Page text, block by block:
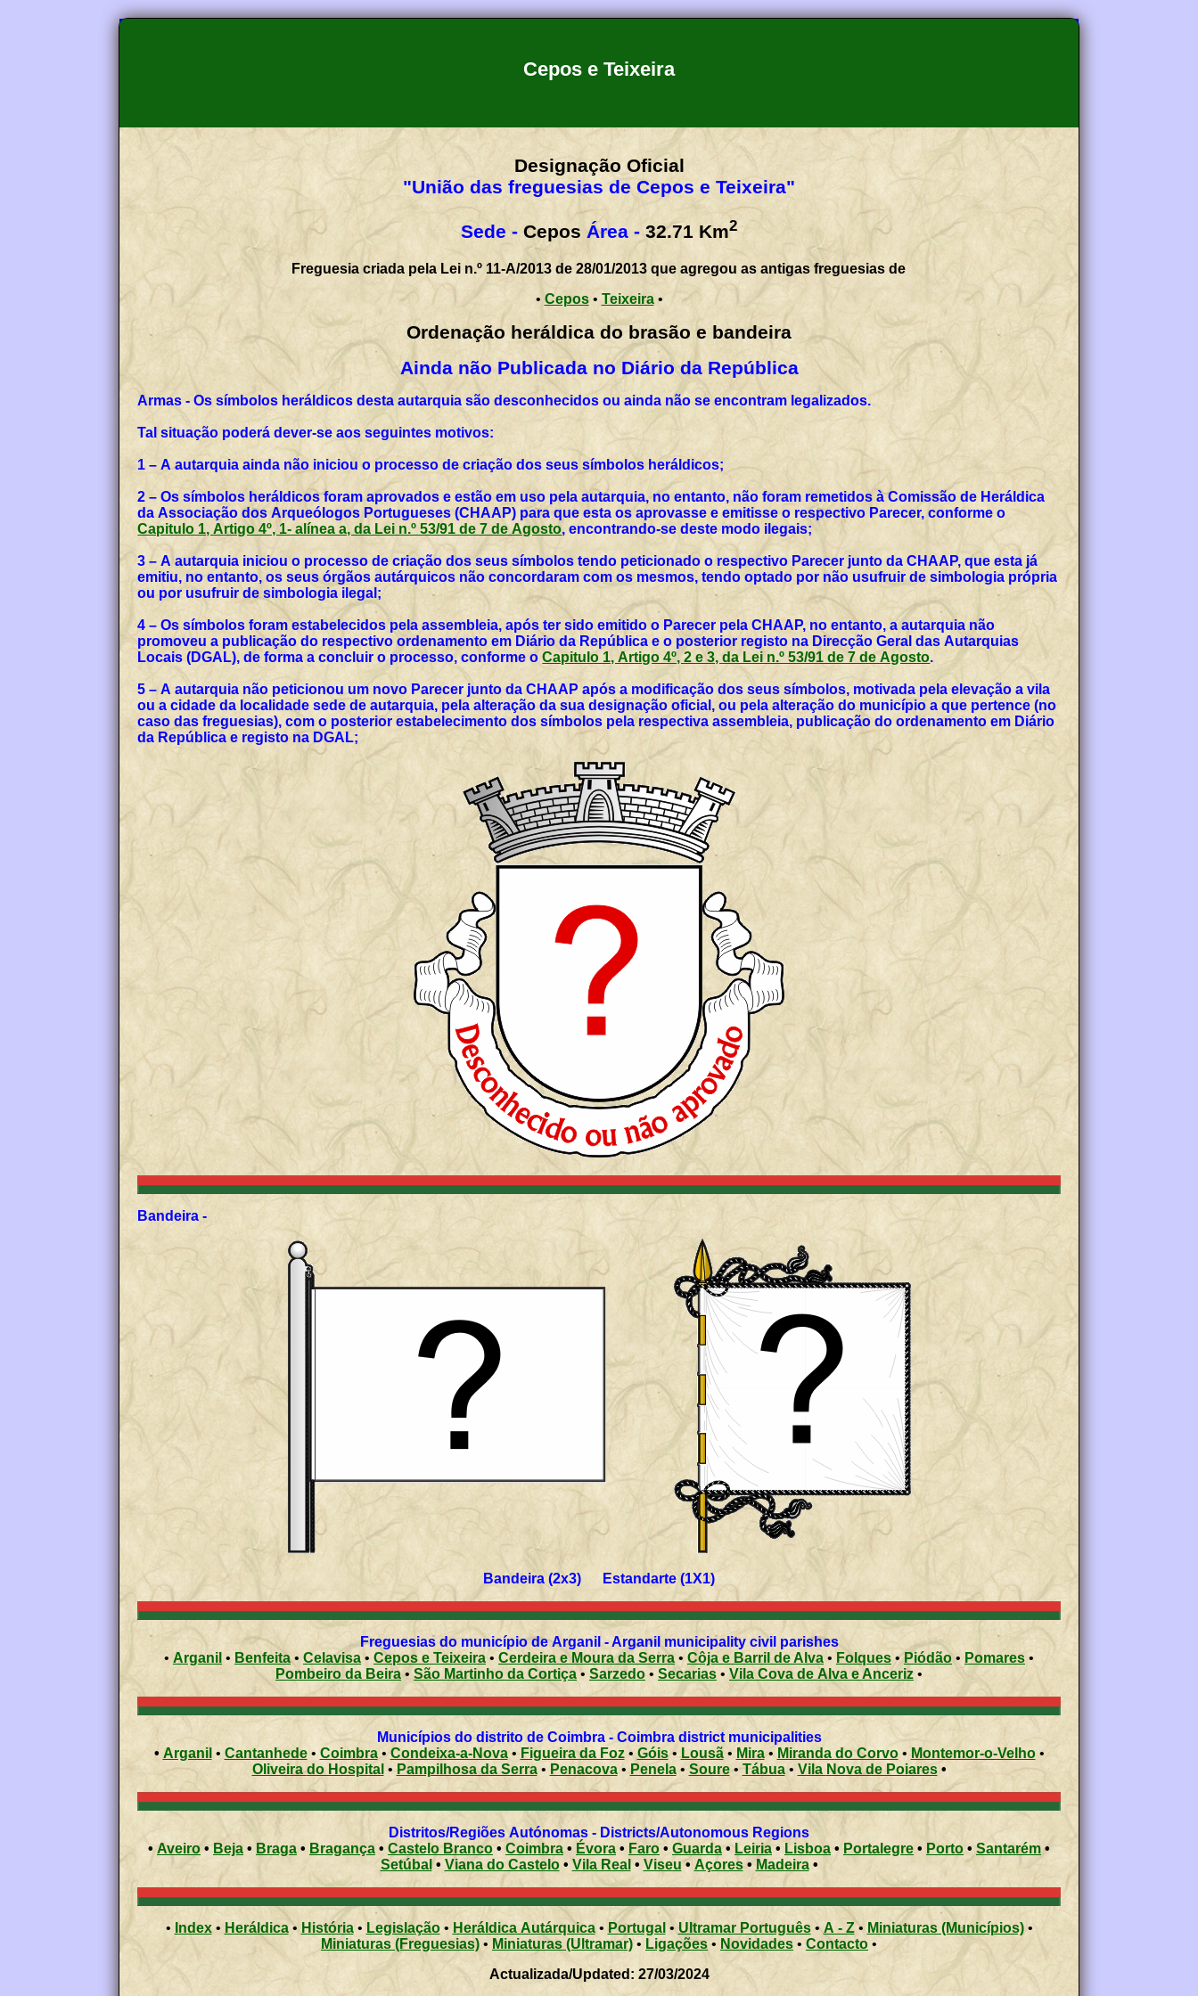
Cepos e Teixeira
Designação Oficial
"União das freguesias de Cepos e Teixeira"
Sede - Cepos Área - 32.71 Km2
Freguesia criada pela Lei n.º 11-A/2013 de 28/01/2013 que agregou as antigas freguesias de
• Cepos• Teixeira•
Ordenação heráldica do brasão e bandeira
Ainda não Publicada no Diário da República
Armas - Os símbolos heráldicos desta autarquia são desconhecidos ou ainda não se encontram legalizados.
Tal situação poderá dever-se aos seguintes motivos:
1 – A autarquia ainda não iniciou o processo de criação dos seus símbolos heráldicos;
2 – Os símbolos heráldicos foram aprovados e estão em uso pela autarquia, no entanto, não foram remetidos à Comissão de Heráldica
da Associação dos Arqueólogos Portugueses (CHAAP) para que esta os aprovasse e emitisse o respectivo Parecer, conforme o
Capitulo 1, Artigo 4º, 1- alínea a, da Lei n.º 53/91 de 7 de Agosto, encontrando-se deste modo ilegais;
3 – A autarquia iniciou o processo de criação dos seus símbolos tendo peticionado o respectivo Parecer junto da CHAAP, que esta já
emitiu, no entanto, os seus órgãos autárquicos não concordaram com os mesmos, tendo optado por não usufruir de simbologia própria
ou por usufruir de simbologia ilegal;
4 – Os símbolos foram estabelecidos pela assembleia, após ter sido emitido o Parecer pela CHAAP, no entanto, a autarquia não
promoveu a publicação do respectivo ordenamento em Diário da República e o posterior registo na Direcção Geral das Autarquias
Locais (DGAL), de forma a concluir o processo, conforme oCapitulo 1, Artigo 4º, 2 e 3, da Lei n.º 53/91 de 7 de Agosto.
5 – A autarquia não peticionou um novo Parecer junto da CHAAP após a modificação dos seus símbolos, motivada pela elevação a vila
ou a cidade da localidade sede de autarquia, pela alteração da sua designação oficial, ou pela alteração do município a que pertence (no
caso das freguesias), com o posterior estabelecimento dos símbolos pela respectiva assembleia, publicação do ordenamento em Diário
da República e registo na DGAL;
Bandeira -
Bandeira (2x3) Estandarte (1X1)
Freguesias do município de Arganil - Arganil municipality civil parishes
• Arganil • Benfeita• Celavisa• Cepos e Teixeira • Cerdeira e Moura da Serra • Côja e Barril de Alva • Folques•Piódão• Pomares •
Pombeiro da Beira •São Martinho da Cortiça • Sarzedo • Secarias • Vila Cova de Alva e Anceriz •
Municípios do distrito de Coimbra - Coimbra district municipalities
• Arganil • Cantanhede• Coimbra• Condeixa-a-Nova• Figueira da Foz• Góis• Lousã• Mira• Miranda do Corvo• Montemor-o-Velho•
Oliveira do Hospital • Pampilhosa da Serra• Penacova• Penela• Soure•Tábua• Vila Nova de Poiares•
Distritos/Regiões Autónomas - Districts/Autonomous Regions
•Aveiro• Beja • Braga • Bragança • Castelo Branco• Coimbra • Évora • Faro • Guarda•Leiria• Lisboa • Portalegre • Porto • Santarém •
Setúbal • Viana do Castelo• Vila Real • Viseu• Açores • Madeira •
• Index• Heráldica• História • Legislação • Heráldica Autárquica• Portugal • Ultramar Português•A - Z• Miniaturas (Municípios)•
Miniaturas (Freguesias) • Miniaturas (Ultramar)• Ligações • Novidades • Contacto •
Actualizada/Updated: 27/03/2024